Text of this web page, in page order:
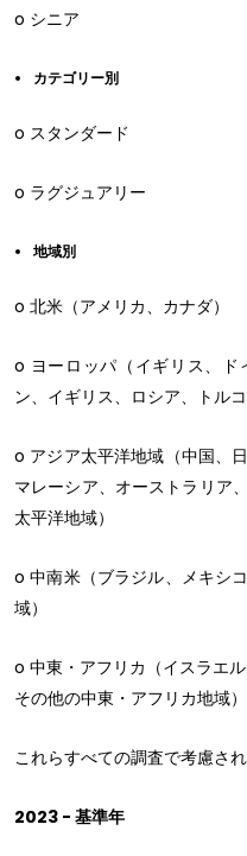
o シニア
カテゴリー別
o スタンダード
o ラグジュアリー
地域別
o 北米（アメリカ、カナダ）
o ヨーロッパ（イギリス、ド
ン、イギリス、ロシア、トル
o アジア太平洋地域（中国、
マレーシア、オーストラリア
太平洋地域）
o 中南米（ブラジル、メキシ
域）
o 中東・アフリカ（イスラエ
その他の中東・アフリカ地域）
これらすべての調査で考慮さ
2023 - 基準年